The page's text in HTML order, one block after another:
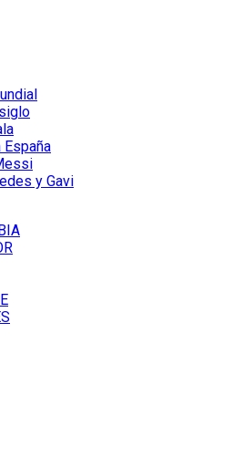
y Gavi